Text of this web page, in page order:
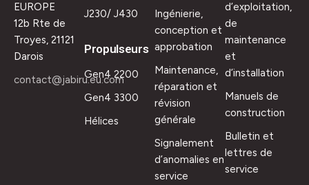
EUROPE
12b Rte de
Troyes, 21121
Darois
contact@jabiru.eu.com
J230/ J430
Propulseurs
Gen4 2200
Gen4 3300
Hélices
Ingénierie,
conception et
approbation
Maintenance,
réparation et
révision
générale
Signalement
d’anomalies en
service
d’exploitation,
de
maintenance
et
d’installation
Manuels de
construction
Bulletin et
lettres de
service